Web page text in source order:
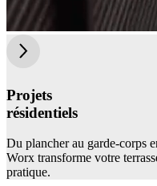
Projets
résidentiels
Du plancher au garde-corps
Worx transforme votre
pratique.